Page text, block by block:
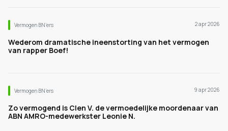
Vermogen BN’ers 2 apr 2026
Wederom dramatische ineenstorting van het vermogen
van rapper Boef!
Vermogen BN’ers 9 apr 2026
Zo vermogend is Clen V. de vermoedelijke moordenaar van
ABN AMRO-medewerkster Leonie N.